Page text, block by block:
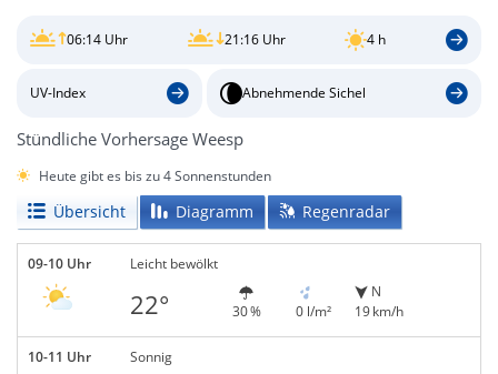
06:14 Uhr 21:16 Uhr 4 h
UV-Index Abnehmende Sichel
Stündliche Vorhersage Weesp
Heute gibt es bis zu 4 Sonnenstunden
Übersicht Diagramm Regenradar
09-10 Uhr Leicht bewölkt
22° 30 % 0 l/m²
N
19 km/h
10-11 Uhr Sonnig